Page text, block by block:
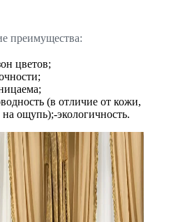
преимущества:
цветов;
(в отличие от кожи,
ощупь);-экологичность.